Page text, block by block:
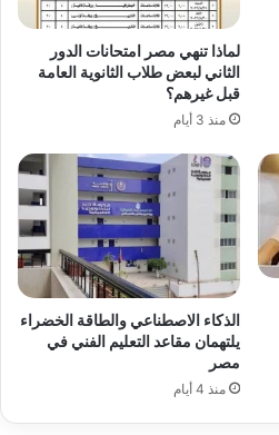
لماذا تنهي مصر امتحانات الدور
الثاني لبعض طلاب الثانوية العامة
قبل غيرهم؟
منذ 3 أيام
الذكاء الاصطناعي والطاقة الخضراء
يلتهمان مقاعد التعليم الفني في
مصر
منذ 4 أيام